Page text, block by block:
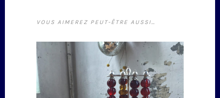
VOUS AIMEREZ PEUT-ÊTRE AUSSI…